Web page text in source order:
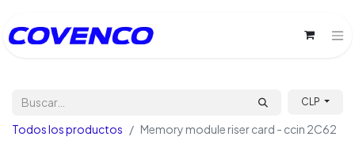
CLP
Todos los productos Memory module riser card - ccin 2C62